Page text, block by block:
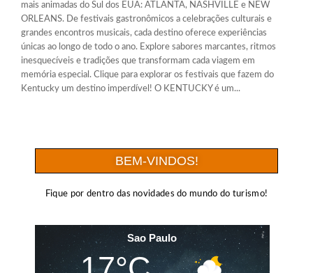
mais animadas do Sul dos EUA: ATLANTA, NASHVILLE e NEW
ORLEANS. De festivais gastronômicos a celebrações culturais e
grandes encontros musicais, cada destino oferece experiências
únicas ao longo de todo o ano. Explore sabores marcantes, ritmos
inesquecíveis e tradições que transformam cada viagem em
memória especial. Clique para explorar os festivais que fazem do
Kentucky um destino imperdível! O KENTUCKY é um...
BEM-VINDOS!
Fique por dentro das novidades do mundo do turismo!
Sao Paulo